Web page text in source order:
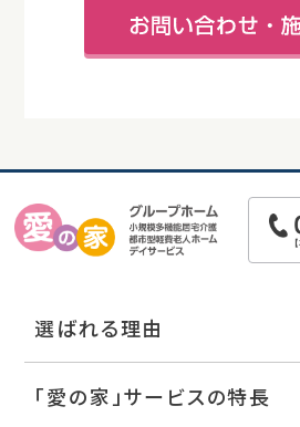
選ばれる理由
「愛の家」サービスの特長